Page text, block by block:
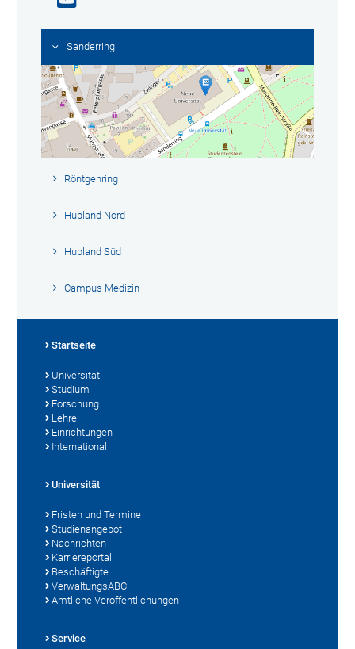
Sanderring
Röntgenring
Hubland Nord
Hubland Süd
Campus Medizin
Startseite
Universität
Studium
Forschung
Lehre
Einrichtungen
International
Universität
Fristen und Termine
Studienangebot
Nachrichten
Karriereportal
Beschäftigte
VerwaltungsABC
Amtliche Veröffentlichungen
Service